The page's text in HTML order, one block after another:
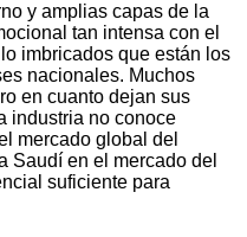
y amplias capas de la
tan intensa con el
imbricados que están los
nacionales. Muchos
en cuanto dejan sus
industria no conoce
mercado global del
Saudí en el mercado del
suficiente para